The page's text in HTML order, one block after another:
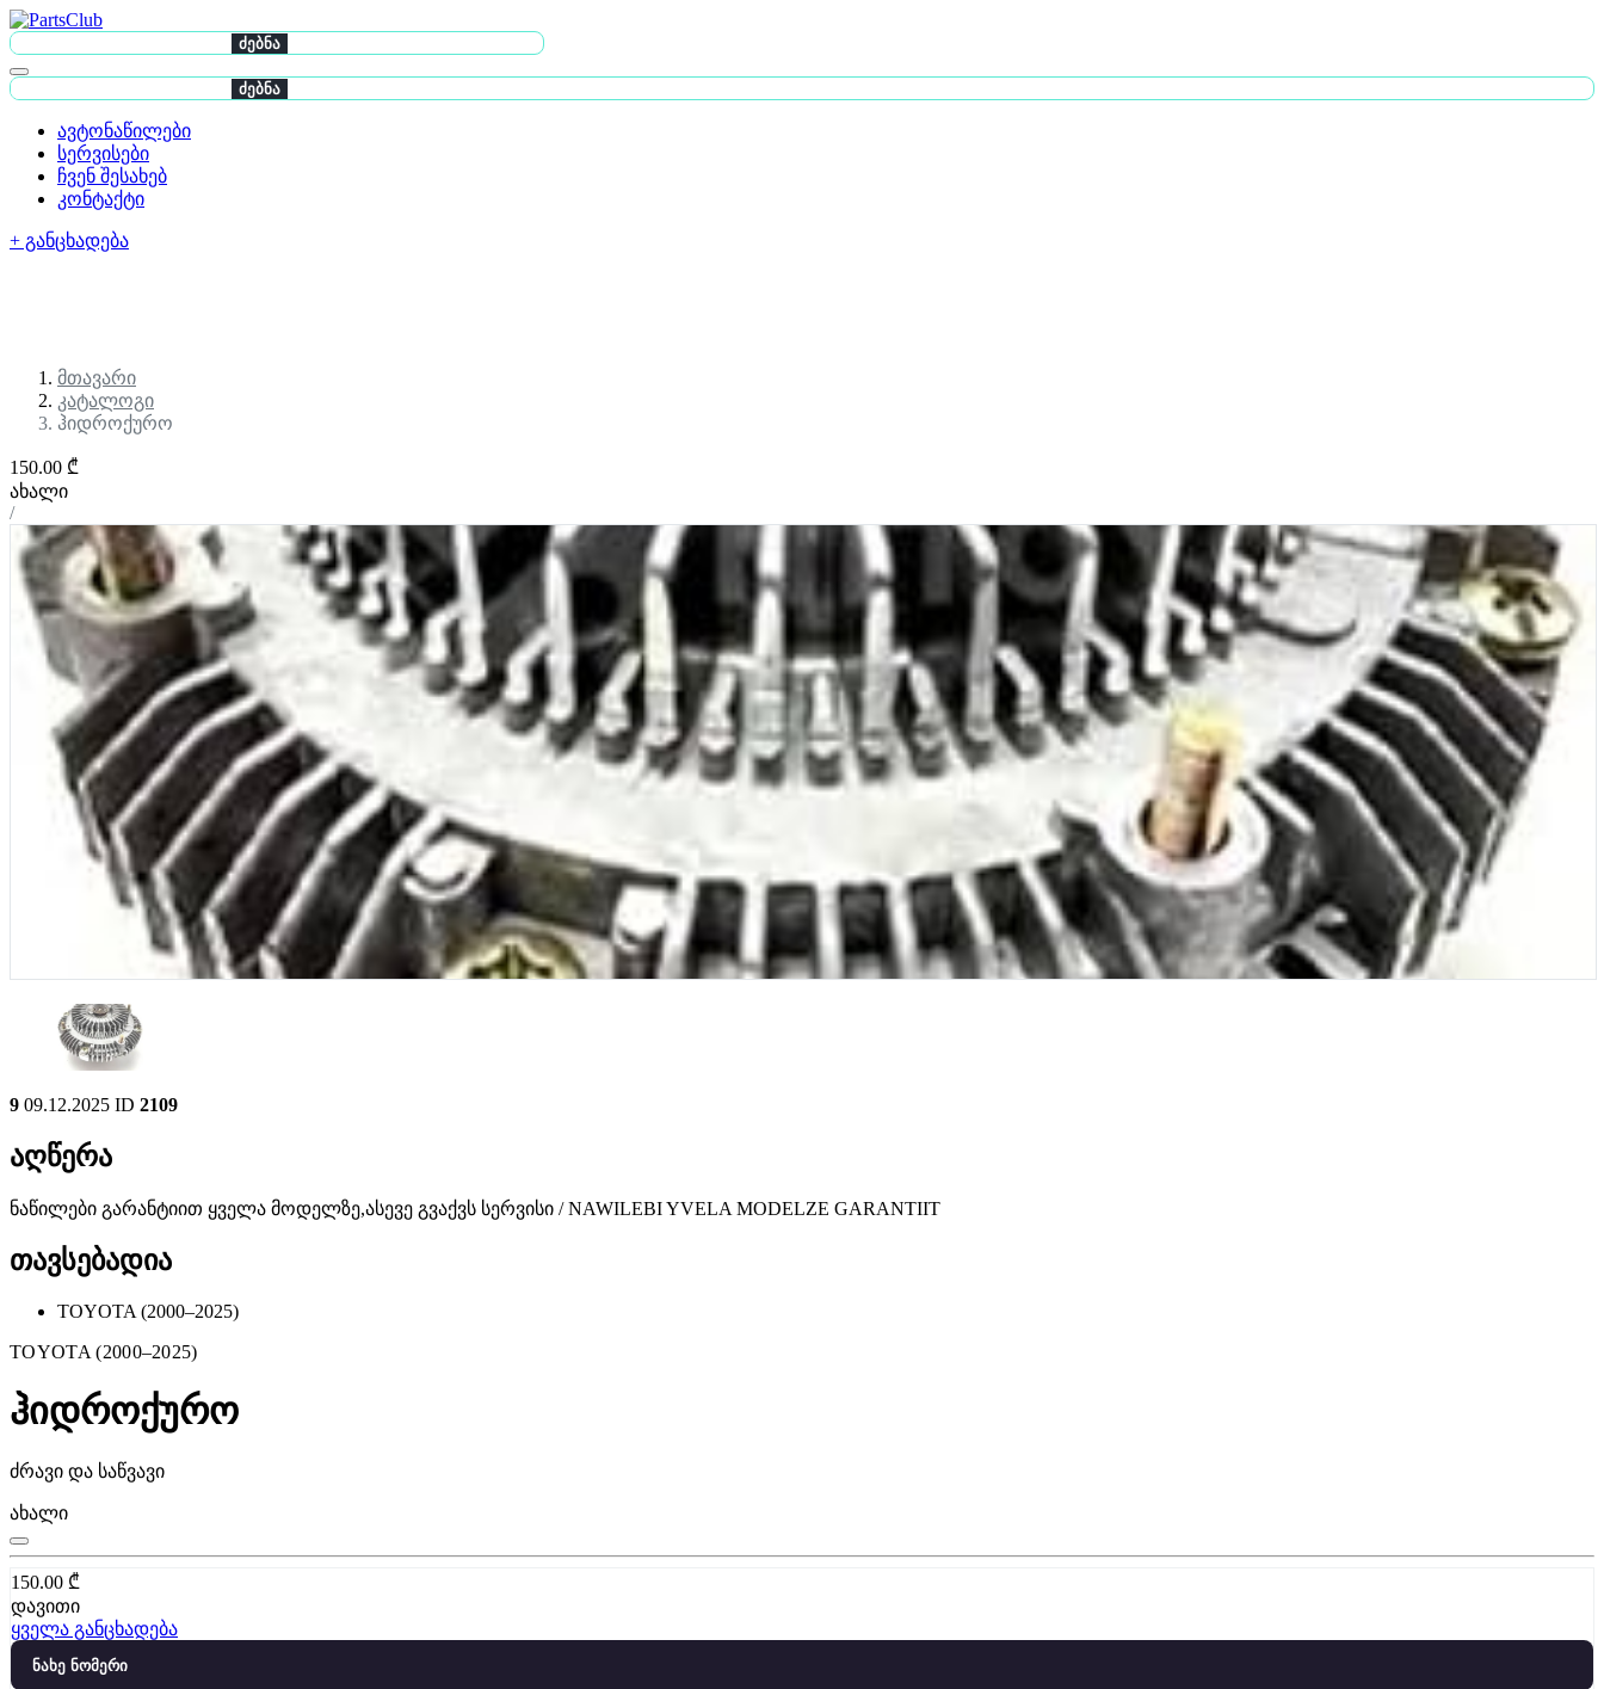
ძებნა
ძებნა
ავტონაწილები
სერვისები
ჩვენ შესახებ
კონტაქტი
+ განცხადება
მთავარი
კატალოგი
ჰიდროქურო
150.00 ₾
ახალი
/
9 09.12.2025 ID 2109
აღწერა
ნაწილები გარანტიით ყველა მოდელზე,ასევე გვაქვს სერვისი / NAWILEBI YVELA MODELZE GARANTIIT
თავსებადია
TOYOTA (2000–2025)
TOYOTA (2000–2025)
ჰიდროქურო
ძრავი და საწვავი
ახალი
150.00 ₾
დავითი
ყველა განცხადება
ნახე ნომერი